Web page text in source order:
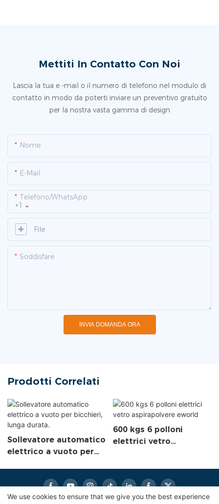
Mettiti In Contatto Con Noi
Lascia la tua e -mail o il numero di telefono nel modulo di
contatto in modo da poterti inviare un preventivo gratuito
per la nostra vasta gamma di design
Nome
E-Mail
+1
Telefono/WhatsApp
File
Soddisfare
INVIA DOMANDA ORA
Prodotti Correlati
Sollevatore automatico
elettrico a vuoto per
600 kgs 6 polloni
elettrici vetro
We use cookies to ensure that we give you the best experience